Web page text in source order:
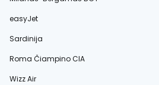
easyJet
Sardinija
Roma Čiampino CIA
Wizz Air